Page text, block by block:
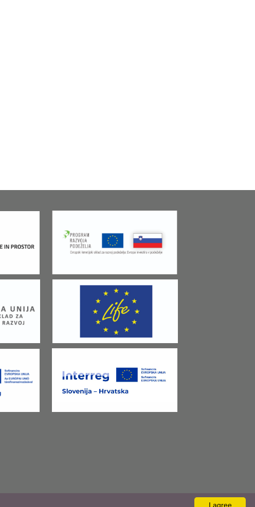
I agree